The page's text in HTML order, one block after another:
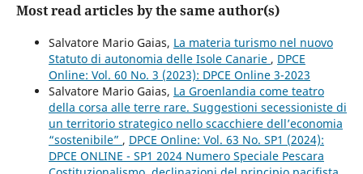
Most read articles by the same author(s)
Salvatore Mario Gaias, La materia turismo nel nuovo
Statuto di autonomia delle Isole Canarie , DPCE
Online: Vol. 60 No. 3 (2023): DPCE Online 3-2023
Salvatore Mario Gaias, La Groenlandia come teatro
della corsa alle terre rare. Suggestioni secessioniste di
un territorio strategico nello scacchiere dell’economia
“sostenibile” , DPCE Online: Vol. 63 No. SP1 (2024):
DPCE ONLINE - SP1 2024 Numero Speciale Pescara